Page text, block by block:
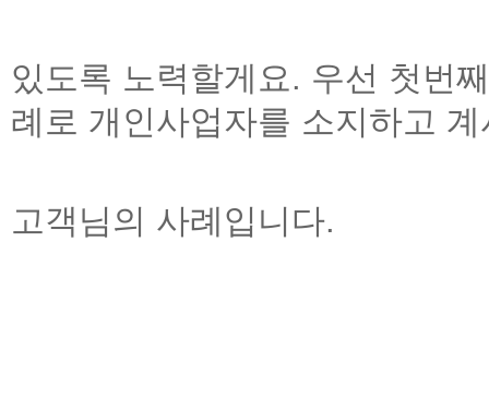
있도록 노력할게요. 우선 첫번
례로 개인사업자를 소지하고 계
고객님의 사례입니다.